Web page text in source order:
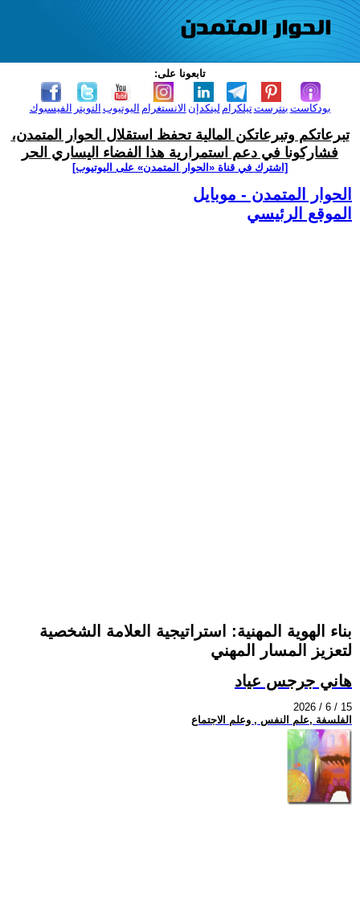
تابعونا على:
الفيسبوك التويتر اليوتيوب الانستغرام لينكدإن تيلكرامبنترست بودكاست
تبرعاتكم وتبرعاتكن المالية تحفظ استقلال الحوار المتمدن،
فشاركونا في دعم استمرارية هذا الفضاء اليساري الحر
[اشترك في قناة ‫«الحوار المتمدن» على اليوتيوب]
الحوار المتمدن - موبايل
الموقع الرئيسي
بناء الهوية المهنية: استراتيجية العلامة الشخصية
لتعزيز المسار المهني
هاني جرجس عياد
2026 / 6 / 15
الفلسفة ,علم النفس , وعلم الاجتماع